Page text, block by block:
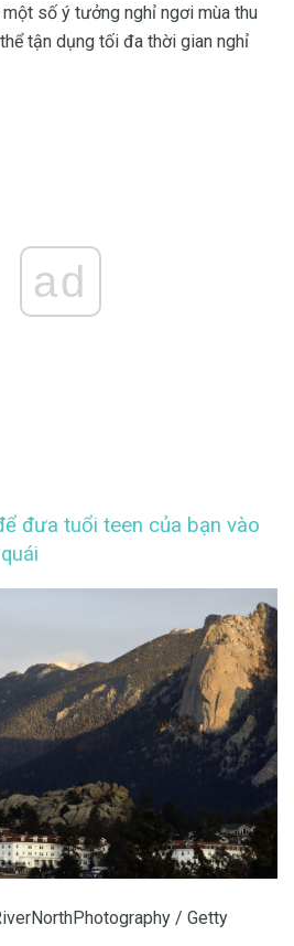
số ý tưởng nghỉ ngơi mùa thu
tận dụng tối đa thời gian nghỉ
ad
đưa tuổi teen của bạn vào
/ Getty